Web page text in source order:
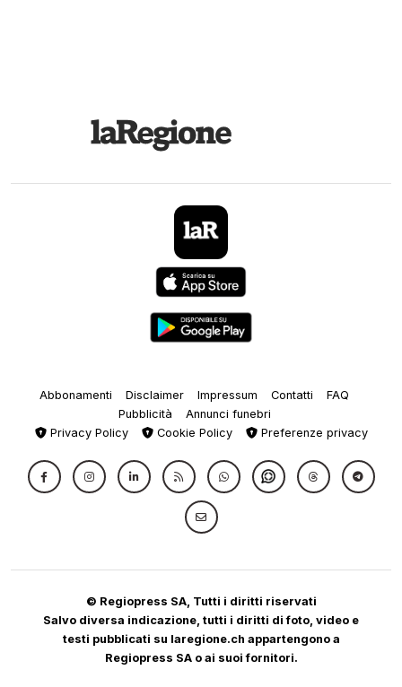
Abbonamenti Disclaimer Impressum Contatti
FAQ
Pubblicità
Annunci funebri
Privacy Policy
Cookie Policy Preferenze privacy
© Regiopress SA, Tutti i diritti riservati
Salvo diversa indicazione, tutti i diritti di foto, video e
testi pubblicati su laregione.ch appartengono a
Regiopress SA o ai suoi fornitori.